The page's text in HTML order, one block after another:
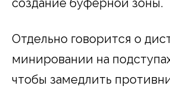
создание буферной зоны.
Отдельно говорится о
минировании на
чтобы замедлить